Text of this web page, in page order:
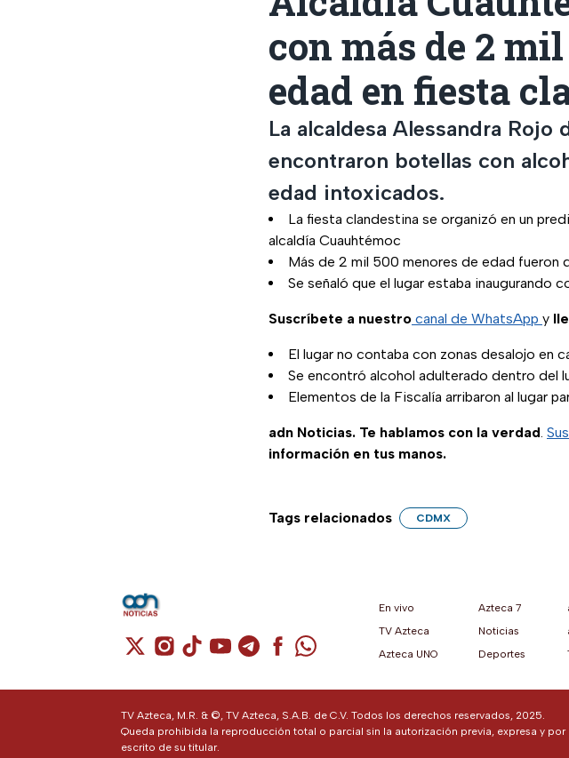
con más de 2
edad en fiesta
La alcaldesa Alessandra Rojo
encontraron botellas con
edad intoxicados.
La fiesta clandestina se organizó en un
alcaldía Cuauhtémoc
Más de 2 mil 500 menores de edad fueron
Se señaló que el lugar estaba inaugurando
Suscríbete a nuestro canal de WhatsApp y
El lugar no contaba con zonas desalojo en
Se encontró alcohol adulterado dentro del
Elementos de la Fiscalía arribaron al lugar
adn Noticias. Te hablamos con la verdad.
información en tus manos.
Tags relacionados CDMX
Cuenta de X / Twitter (se abre en una nueva pestaña)
Cuenta de Instagram (se abre en una nueva pestaña)
Cuenta de TikTok (se abre en una nueva pestaña)
Cuenta de YouTube (se abre en una nueva pestaña)
Cuenta de Telegram (se abre en una nueva
Cuenta de Facebook (se abre en una nueva
Cuenta de WhatsApp (se abre en una
En vivo
TV Azteca
Azteca UNO
Azteca 7
Noticias
Deportes
TV Azteca, M.R. & ©, TV Azteca, S.A.B. de C.V. Todos los derechos reservados, 2025.
Queda prohibida la reproducción total o parcial sin la autorización previa, expresa y por
escrito de su titular.